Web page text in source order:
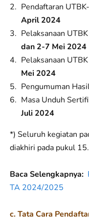
Pendaftaran
April 2024
Pelaksanaan
dan 2-7 Mei 2024
Pelaksanaan
Mei 2024
Pengumuman
Masa Unduh
Juli 2024
*) Seluruh kegiatan
diakhiri pada pukul
Baca Selengkapnya:
TA 2024/2025
c. Tata Cara